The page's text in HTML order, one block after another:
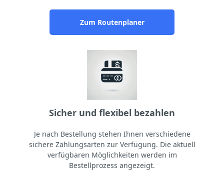
Zum Routenplaner
Sicher und flexibel bezahlen
Je nach Bestellung stehen Ihnen verschiedene
sichere Zahlungsarten zur Verfügung. Die aktuell
verfügbaren Möglichkeiten werden im
Bestellprozess angezeigt.